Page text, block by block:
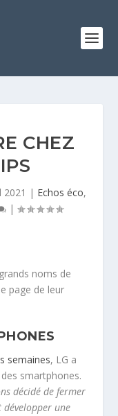
CHEZ
2021 | Echos éco,
|
noms de
page de leur
semaines, LG a
smartphones.
décidé de fermer
une